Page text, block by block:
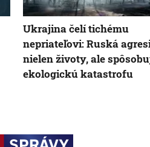
Ukrajina čelí tichému
nepriateľovi: Ruská
nielen životy, ale
ekologickú katastrofu